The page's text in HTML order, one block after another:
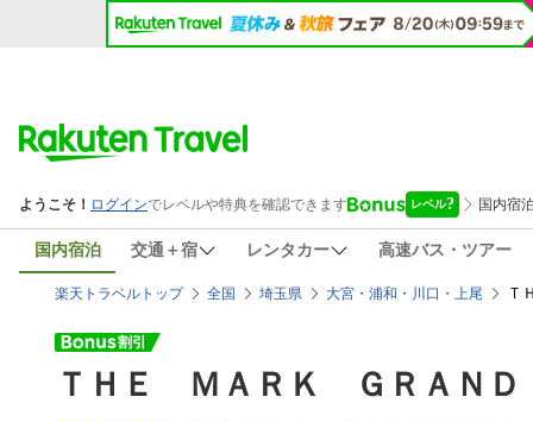
国内宿泊 交通＋宿 レンタカー 高速バス・ツアー
楽天トラベルトップ 全国 埼玉県 大宮・浦和・川口・上尾 Ｔ
ＴＨＥ ＭＡＲＫ ＧＲＡＮ